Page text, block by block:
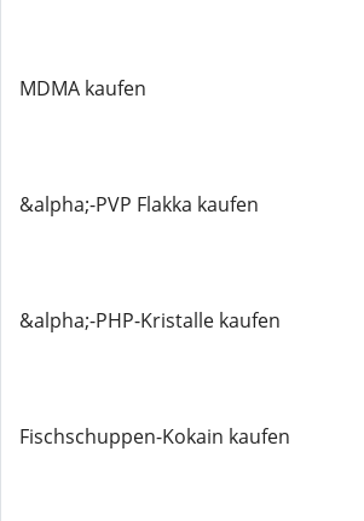
MDMA kaufen
&alpha;-PVP Flakka kaufen
&alpha;-PHP-Kristalle kaufen
Fischschuppen-Kokain kaufen